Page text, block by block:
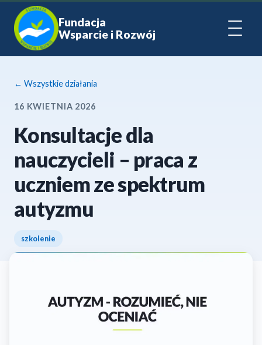
Fundacja
Wsparcie i Rozwój
← Wszystkie działania
16 KWIETNIA 2026
Konsultacje dla
nauczycieli – praca z
uczniem ze spektrum
autyzmu
szkolenie